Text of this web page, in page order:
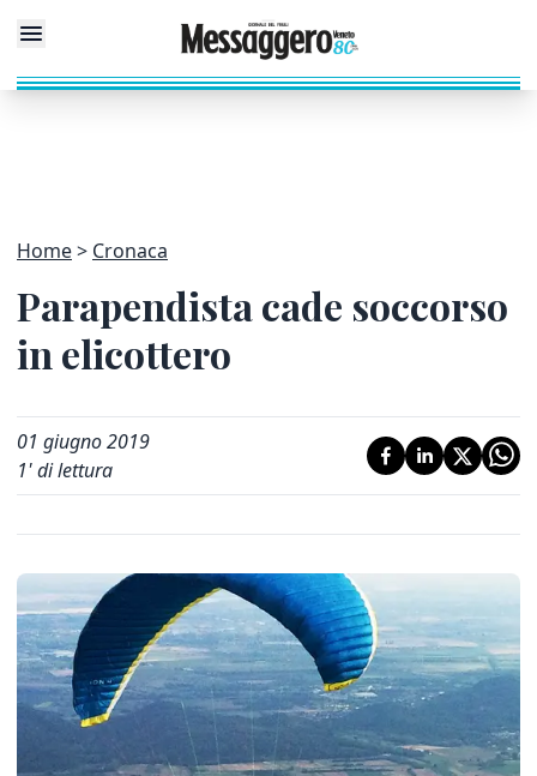
Home Cronaca
Parapendista cade soccorso
in elicottero
01 giugno 2019
1' di lettura